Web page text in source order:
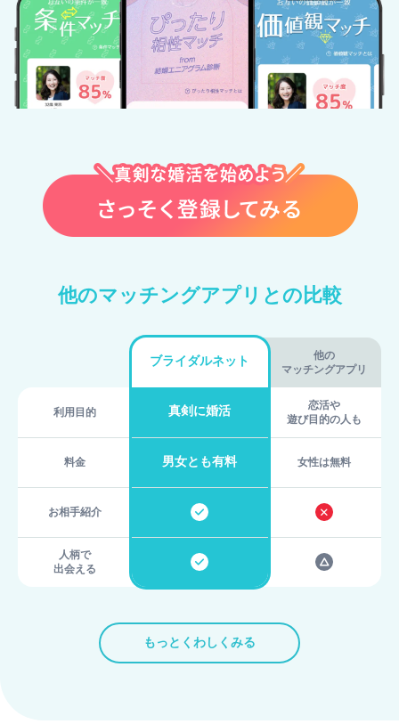
他のマッチングアプリとの比較
利用目的
料金
お相手紹介
人柄で
出会える
ブライダルネット
真剣に婚活
男女とも有料
他の
マッチングアプリ
恋活や
遊び目的の人も
女性は無料
もっとくわしくみる